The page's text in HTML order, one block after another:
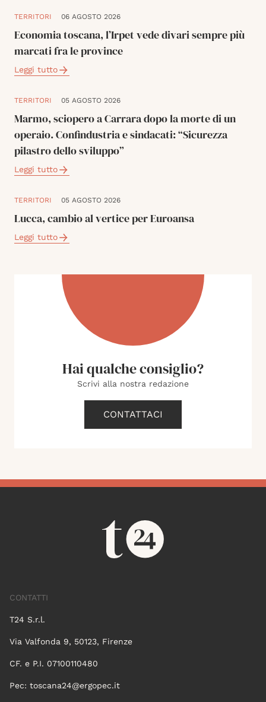
TERRITORI 06 AGOSTO 2026
Economia toscana, l’Irpet vede divari sempre più
marcati fra le province
Leggi tutto
TERRITORI 05 AGOSTO 2026
Marmo, sciopero a Carrara dopo la morte di un
operaio. Confindustria e sindacati: “Sicurezza
pilastro dello sviluppo”
Leggi tutto
TERRITORI 05 AGOSTO 2026
Lucca, cambio al vertice per Euroansa
Leggi tutto
Hai qualche consiglio?
Scrivi alla nostra redazione
CONTATTACI
CONTATTI
T24 S.r.l.
Via Valfonda 9, 50123, Firenze
CF. e P.I. 07100110480
Pec: toscana24@ergopec.it